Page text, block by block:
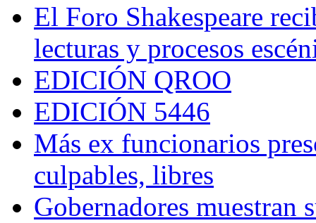
El Foro Shakespeare
lecturas y procesos
EDICIÓN QROO
EDICIÓN 5446
Más ex funcionarios
culpables, libres
Gobernadores muestran